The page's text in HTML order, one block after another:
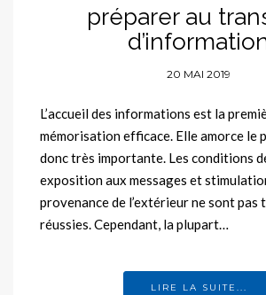
préparer au
20 MAI 2019
L’accueil des informations est la
mémorisation efficace. Elle amorce le
donc très importante. Les conditions
exposition aux messages et
provenance de l’extérieur ne sont pas
réussies. Cependant, la plupart…
LIRE LA SUITE...